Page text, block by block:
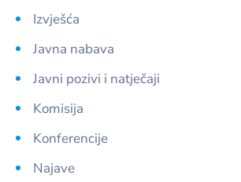
Izvješća
Javna nabava
Javni pozivi i natječaji
Komisija
Konferencije
Najave